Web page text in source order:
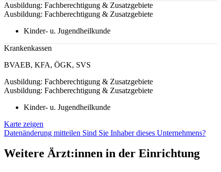
Ausbildung: Fachberechtigung & Zusatzgebiete
Ausbildung: Fachberechtigung & Zusatzgebiete
Kinder- u. Jugendheilkunde
Krankenkassen
BVAEB, KFA, ÖGK, SVS
Ausbildung: Fachberechtigung & Zusatzgebiete
Ausbildung: Fachberechtigung & Zusatzgebiete
Kinder- u. Jugendheilkunde
Karte zeigen
Datenänderung mitteilen Sind Sie Inhaber dieses Unternehmens?
Weitere Ärzt:innen in der Einrichtung